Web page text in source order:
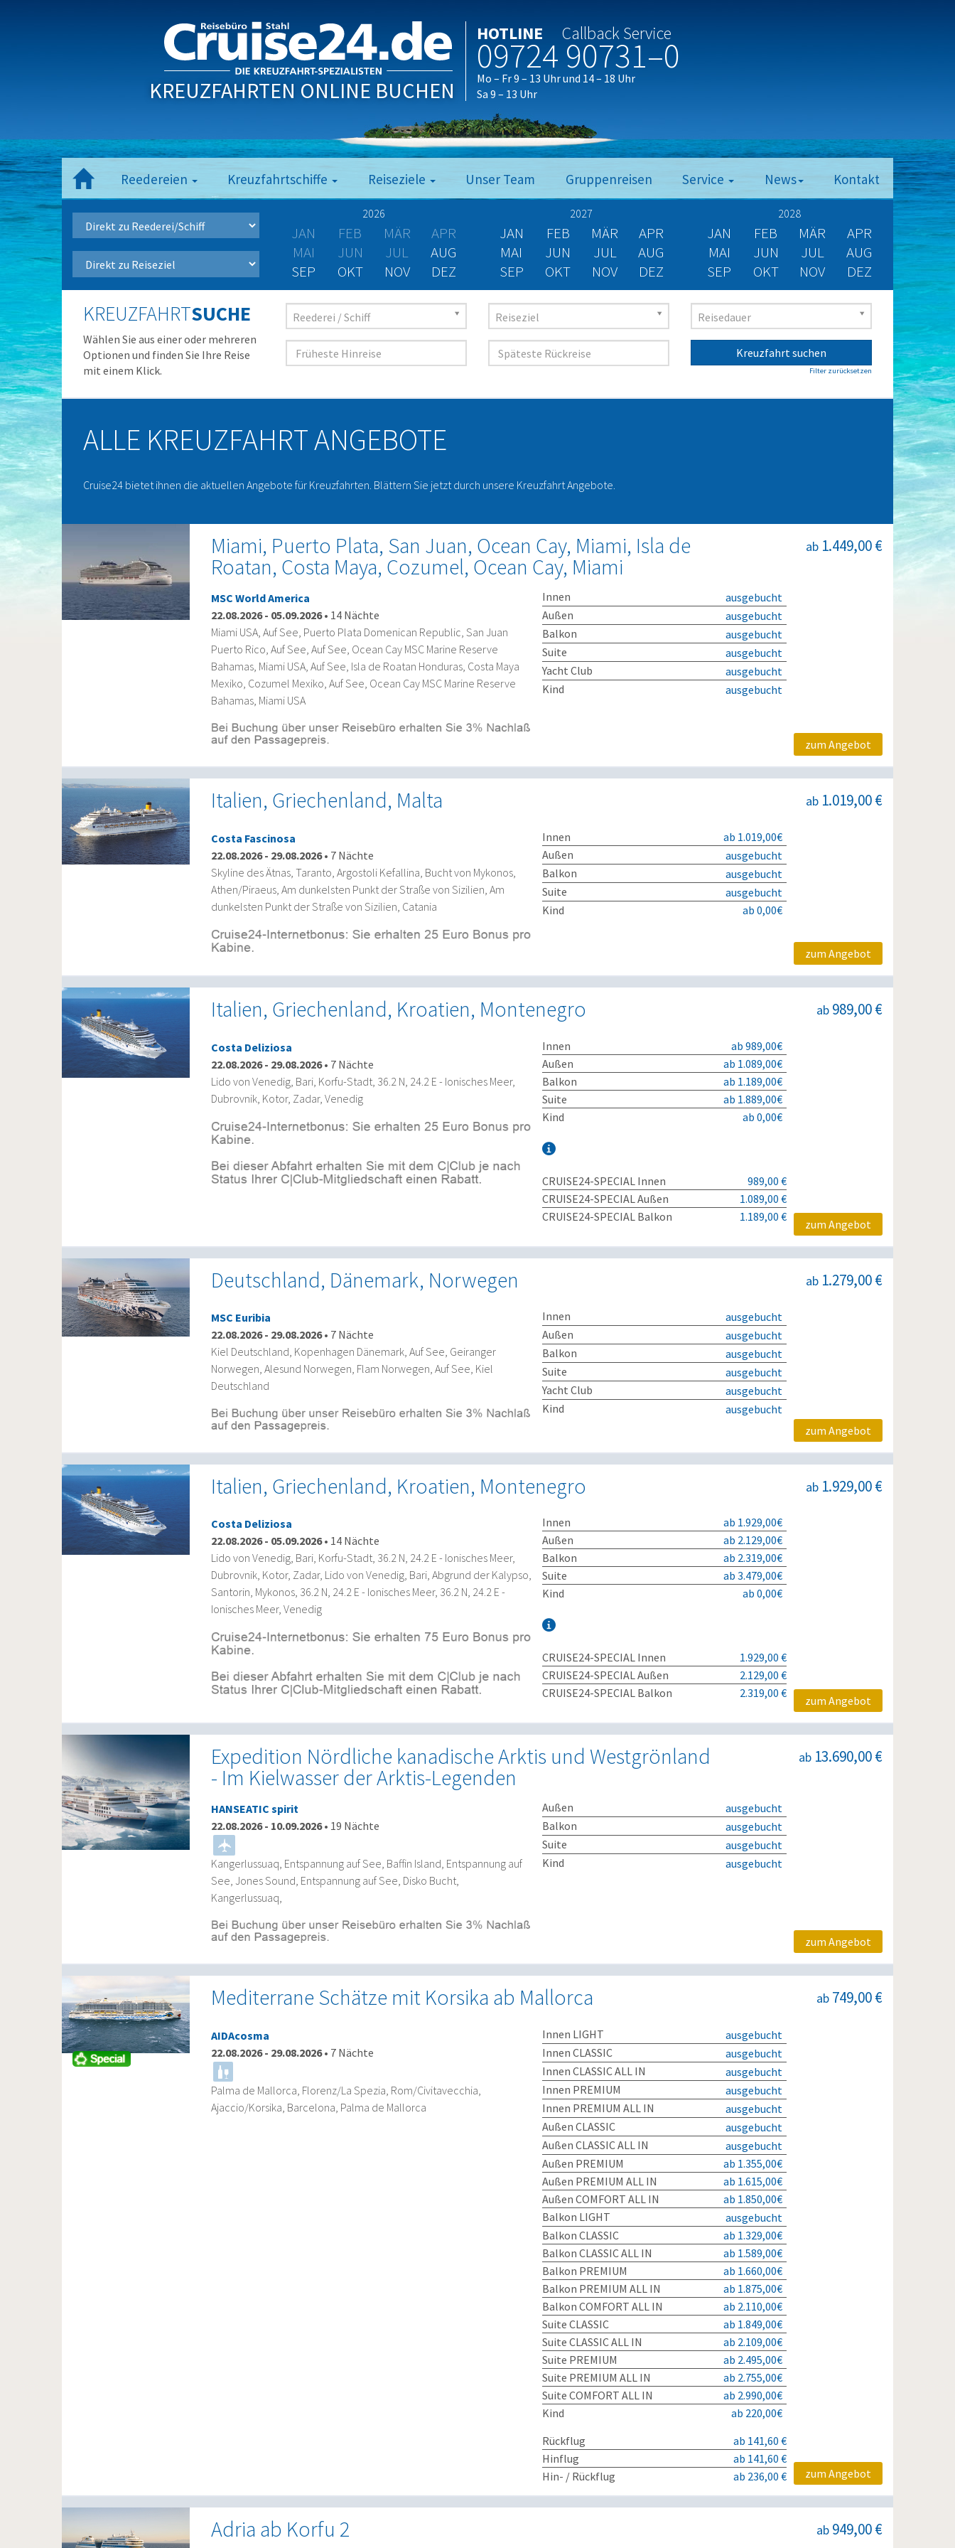
KREUZFAHRTEN ONLINE BUCHEN
HOTLINE Callback Service
09724 90731–0
Mo – Fr 9 – 13 Uhr und 14 – 18 Uhr
Sa 9 – 13 Uhr
Reedereien Kreuzfahrtschiffe Reiseziele Unser Team Gruppenreisen Service News Kontakt
2026
JAN FEB MÄR
APR
MAI
JUN JUL
AUG
SEP
OKT NOV DEZ
2027
JAN FEB MÄR
APR
MAI
JUN JUL
AUG
SEP
OKT NOV DEZ
2028
JAN FEB MÄR
APR
MAI
JUN JUL
AUG
SEP
OKT NOV DEZ
KREUZFAHRTSUCHE
Wählen Sie aus einer oder mehreren
Optionen und finden Sie Ihre Reise
mit einem Klick.
Reederei / Schiff Reiseziel Reisedauer
Kreuzfahrt suchen
Filter zurücksetzen
ALLE KREUZFAHRT ANGEBOTE
Cruise24 bietet ihnen die aktuellen Angebote für Kreuzfahrten. Blättern Sie jetzt durch unsere Kreuzfahrt Angebote.
Miami, Puerto Plata, San Juan, Ocean Cay, Miami, Isla de
Roatan, Costa Maya, Cozumel, Ocean Cay, Miami
ab 1.449,00 €
MSC World America
22.08.2026- 05.09.2026• 14 Nächte
Miami USA, Auf See, Puerto Plata Domenican Republic, San Juan
Puerto Rico, Auf See, Auf See, Ocean Cay MSC Marine Reserve
Bahamas, Miami USA, Auf See, Isla de Roatan Honduras, Costa Maya
Mexiko, Cozumel Mexiko, Auf See, Ocean Cay MSC Marine Reserve
Bahamas, Miami USA
Innen
ausgebucht
Außen
ausgebucht
Balkon
ausgebucht
Suite
ausgebucht
Yacht Club
ausgebucht
Kind
ausgebucht
zum Angebot
Italien, Griechenland, Malta ab 1.019,00 €
Costa Fascinosa
22.08.2026- 29.08.2026• 7 Nächte
Skyline des Ätnas, Taranto, Argostoli Kefallina, Bucht von Mykonos,
Athen/Piraeus, Am dunkelsten Punkt der Straße von Sizilien, Am
dunkelsten Punkt der Straße von Sizilien, Catania
Innen
ab 1.019,00€
Außen
ausgebucht
Balkon
ausgebucht
Suite
ausgebucht
Kind
ab 0,00€
zum Angebot
Italien, Griechenland, Kroatien, Montenegro ab 989,00 €
Costa Deliziosa
22.08.2026- 29.08.2026• 7 Nächte
Lido von Venedig, Bari, Korfu-Stadt, 36.2 N, 24.2 E - Ionisches Meer,
Dubrovnik, Kotor, Zadar, Venedig
Innen
ab 989,00€
Außen
ab 1.089,00€
Balkon
ab 1.189,00€
Suite
ab 1.889,00€
Kind
ab 0,00€
CRUISE24-SPECIAL Innen
989,00 €
CRUISE24-SPECIAL Außen
1.089,00 €
CRUISE24-SPECIAL Balkon
1.189,00 €
zum Angebot
Deutschland, Dänemark, Norwegen ab 1.279,00 €
MSC Euribia
22.08.2026- 29.08.2026• 7 Nächte
Kiel Deutschland, Kopenhagen Dänemark, Auf See, Geiranger
Norwegen, Alesund Norwegen, Flam Norwegen, Auf See, Kiel
Deutschland
Innen
ausgebucht
Außen
ausgebucht
Balkon
ausgebucht
Suite
ausgebucht
Yacht Club
ausgebucht
Kind
ausgebucht
zum Angebot
Italien, Griechenland, Kroatien, Montenegro ab 1.929,00 €
Costa Deliziosa
22.08.2026- 05.09.2026• 14 Nächte
Lido von Venedig, Bari, Korfu-Stadt, 36.2 N, 24.2 E - Ionisches Meer,
Dubrovnik, Kotor, Zadar, Lido von Venedig, Bari, Abgrund der Kalypso,
Santorin, Mykonos, 36.2 N, 24.2 E - Ionisches Meer, 36.2 N, 24.2 E -
Ionisches Meer, Venedig
Innen
ab 1.929,00€
Außen
ab 2.129,00€
Balkon
ab 2.319,00€
Suite
ab 3.479,00€
Kind
ab 0,00€
CRUISE24-SPECIAL Innen
1.929,00 €
CRUISE24-SPECIAL Außen
2.129,00 €
CRUISE24-SPECIAL Balkon
2.319,00 €
zum Angebot
Expedition Nördliche kanadische Arktis und Westgrönland
- Im Kielwasser der Arktis-Legenden
ab 13.690,00 €
HANSEATIC spirit
22.08.2026- 10.09.2026• 19 Nächte
Kangerlussuaq, Entspannung auf See, Baffin Island, Entspannung auf
See, Jones Sound, Entspannung auf See, Disko Bucht,
Kangerlussuaq,
Außen
ausgebucht
Balkon
ausgebucht
Suite
ausgebucht
Kind
ausgebucht
zum Angebot
Mediterrane Schätze mit Korsika ab Mallorca ab 749,00 €
AIDAcosma
22.08.2026- 29.08.2026• 7 Nächte
Palma de Mallorca, Florenz/La Spezia, Rom/Civitavecchia,
Ajaccio/Korsika, Barcelona, Palma de Mallorca
Innen LIGHT
ausgebucht
Innen CLASSIC
ausgebucht
Innen CLASSIC ALL IN
ausgebucht
Innen PREMIUM
ausgebucht
Innen PREMIUM ALL IN
ausgebucht
Außen CLASSIC
ausgebucht
Außen CLASSIC ALL IN
ausgebucht
Außen PREMIUM
ab 1.355,00€
Außen PREMIUM ALL IN
ab 1.615,00€
Außen COMFORT ALL IN
ab 1.850,00€
Balkon LIGHT
ausgebucht
Balkon CLASSIC
ab 1.329,00€
Balkon CLASSIC ALL IN
ab 1.589,00€
Balkon PREMIUM
ab 1.660,00€
Balkon PREMIUM ALL IN
ab 1.875,00€
Balkon COMFORT ALL IN
ab 2.110,00€
Suite CLASSIC
ab 1.849,00€
Suite CLASSIC ALL IN
ab 2.109,00€
Suite PREMIUM
ab 2.495,00€
Suite PREMIUM ALL IN
ab 2.755,00€
Suite COMFORT ALL IN
ab 2.990,00€
Kind
ab 220,00€
Rückflug
ab 141,60 €
Hinflug
ab 141,60 €
Hin- / Rückflug
ab 236,00 € zum Angebot
Adria ab Korfu 2 ab 949,00 €